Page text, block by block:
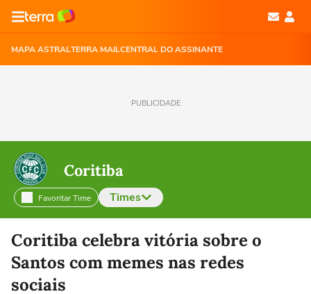
MAPA ASTRALTERRA MAILCENTRAL DO ASSINANTE
PUBLICIDADE
Coritiba
Favoritar Time Times
Selecione o time para ver as notícias
Coritiba celebra vitória sobre o
Santos com memes nas redes
sociais